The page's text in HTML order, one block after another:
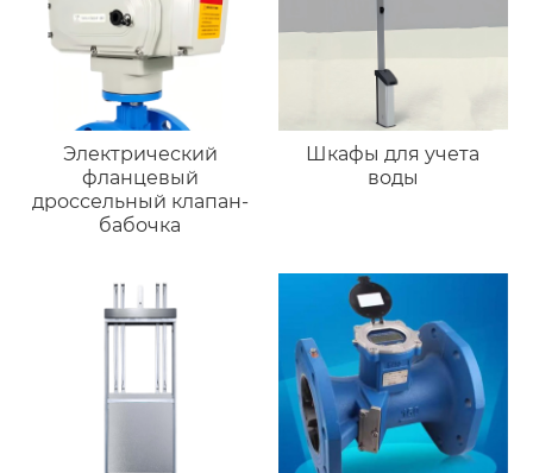
Электрический
фланцевый
дроссельный клапан-
бабочка
Шкафы для учета
воды